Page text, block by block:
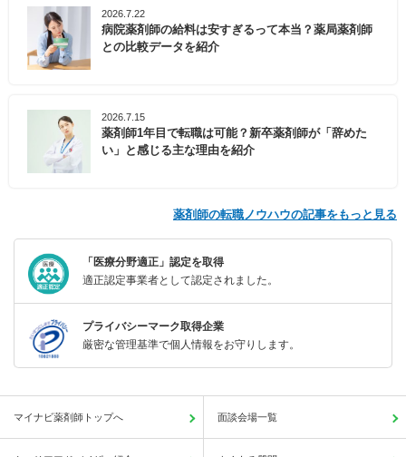
2026.7.22
病院薬剤師の給料は安すぎるって本当？薬局薬剤師
との比較データを紹介
2026.7.15
薬剤師1年目で転職は可能？新卒薬剤師が「辞めた
い」と感じる主な理由を紹介
薬剤師の転職ノウハウの記事をもっと見る
「医療分野適正」認定を取得
適正認定事業者として認定されました。
プライバシーマーク取得企業
厳密な管理基準で個人情報をお守りします。
マイナビ薬剤師トップへ 面談会場一覧